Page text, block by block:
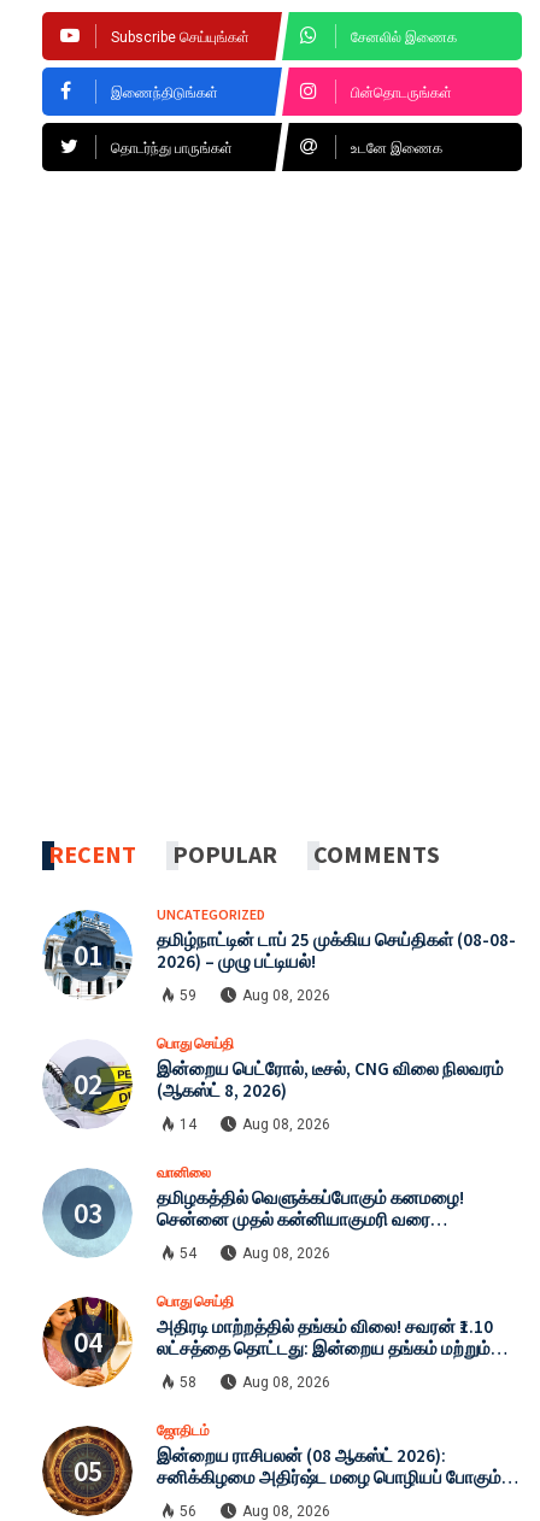
Subscribe செய்யுங்கள் சேனலில் இணைக
இணைந்திடுங்கள் பின்தொடருங்கள்
தொடர்ந்து பாருங்கள் உடனே இணைக
RECENT POPULAR COMMENTS
UNCATEGORIZED
தமிழ்நாட்டின் டாப் 25 முக்கிய செய்திகள் (08-08-
2026) – முழு பட்டியல்!
59 Aug 08, 2026
பொது செய்தி
இன்றைய பெட்ரோல், டீசல், CNG விலை நிலவரம்
(ஆகஸ்ட் 8, 2026)
14 Aug 08, 2026
வானிலை
தமிழகத்தில் வெளுக்கப்போகும் கனமழை!
சென்னை முதல் கன்னியாகுமரி வரை
எச்சரிக்கை: இன்றைய முழு வானிலை நிலவரம்
(08-08-2026)
54 Aug 08, 2026
பொது செய்தி
அதிரடி மாற்றத்தில் தங்கம் விலை! சவரன் ₹1.10
லட்சத்தை தொட்டது: இன்றைய தங்கம் மற்றும்
வெள்ளி விலை முழு விபரம் (08-08-2026)
58 Aug 08, 2026
ஜோதிடம்
இன்றைய ராசிபலன் (08 ஆகஸ்ட் 2026):
சனிக்கிழமை அதிர்ஷ்ட மழை பொழியப் போகும்
ராசிகள் எவை? முழு விவரம்!
56 Aug 08, 2026